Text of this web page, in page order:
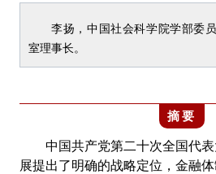
李扬，中国社会科学院学部委
室理事长。
摘要
中国共产党第二十次全国代
展提出了明确的战略定位，金融